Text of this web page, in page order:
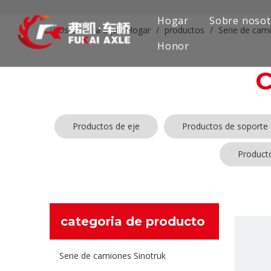
Hogar Sobre
Honor
Usted está aquí: Hogar / productos / Serie de
Productos de eje Productos de soporte
categoria de producto
Serie de camiones Sinotruk